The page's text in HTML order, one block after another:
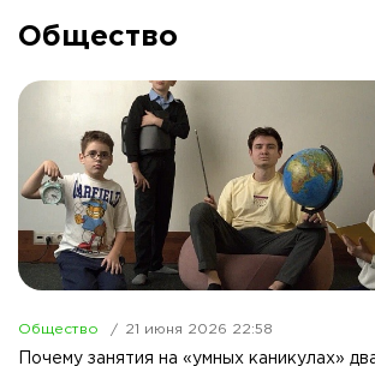
Общество
Общество 21 июня 2026 22:58
Почему занятия на «умных каникулах»